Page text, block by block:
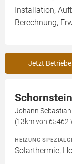
Installation,
Berechnung,
Jetzt
Johann
(13km von 65462
HEIZUNG
Solarthermie,